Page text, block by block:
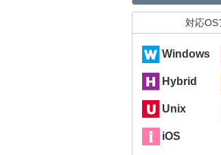
対応OS
Windows
Hybrid
Unix
iOS